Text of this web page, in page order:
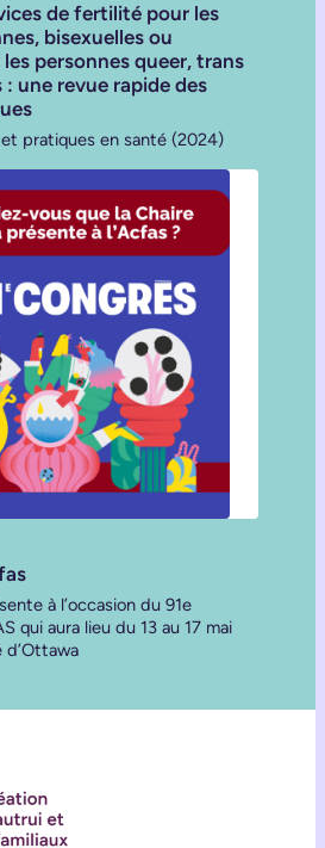
de fertilité pour les
bisexuelles ou
personnes queer, trans
une revue rapide des
pratiques en santé (2024)
à l’occasion du 91e
qui aura lieu du 13 au 17 mai
d’Ottawa